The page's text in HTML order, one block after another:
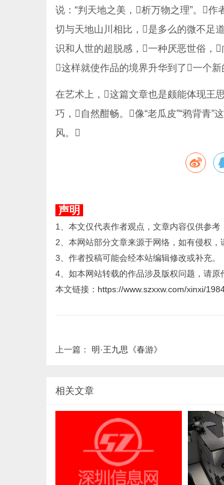
说：“判天地之美，析万物之理”。
切与天地山川相比，是多么的微不足
识和人世的超脱感，一种厌恶世俗，
这样就使作品的境界升华到了一个新
在艺术上，这篇文章也是颇能体现王
巧，自然酣畅。像“老瓜皮”“鸦背青
风。
声明
1、本文仅代表作者观点，文章内容仅供参考
2、本网站部分文章来源于网络，如有侵权，
3、作者投稿可能会经本站编辑修改或补充。
4、如本网站转载的作品涉及版权问题，请原
本文链接： https://www.szxxw.com/xinxi/
上一篇： 明·王九思《春游》
相关文章